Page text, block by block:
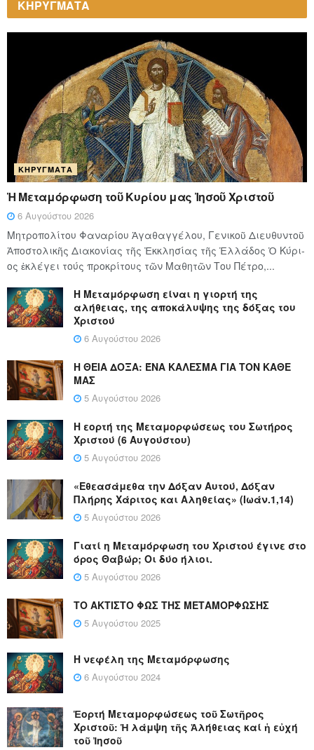
ΚΗΡΥΓΜΑΤΑ
ΚΗΡΎΓΜΑΤΑ
Ἡ Μεταμόρφωση τοῦ Κυρίου μας Ἰησοῦ Χριστοῦ
6 Αυγούστου 2026
Μητροπολίτου Φαναρίου Ἀγαθαγγέλου, Γενικοῦ Διευθυντοῦ
Ἀποστολικῆς Διακονίας τῆς Ἐκκλησίας τῆς Ἑλλάδος Ὁ Κύ­ρι­
ος ἐκλέγει τούς προ­κρί­τους τῶν Μα­θη­τῶν Του Πέ­τρο,...
Η Μεταμόρφωση είναι η γιορτή της
αλήθειας, της αποκάλυψης της δόξας του
Χριστού
6 Αυγούστου 2026
Η ΘΕΙΑ ΔΟΞΑ: ΈΝΑ ΚΑΛΕΣΜΑ ΓΙΑ ΤΟΝ ΚΑΘΕ
ΜΑΣ
5 Αυγούστου 2026
Η εορτή της Μεταμορφώσεως του Σωτήρος
Χριστού (6 Αυγούστου)
5 Αυγούστου 2026
«Εθεασάμεθα την Δόξαν Αυτού, Δόξαν
Πλήρης Χάριτος και Αληθείας» (Ιωάν.1,14)
5 Αυγούστου 2026
Γιατί η Μεταμόρφωση του Χριστού έγινε στο
όρος Θαβώρ; Οι δύο ήλιοι.
5 Αυγούστου 2026
ΤΟ ΑΚΤΙΣΤΟ ΦΩΣ ΤΗΣ ΜΕΤΑΜΟΡΦΩΣΗΣ
5 Αυγούστου 2025
Η νεφέλη της Μεταμόρφωσης
6 Αυγούστου 2024
Ἑορτή Μεταμορφώσεως τοῦ Σωτῆρος
Χριστοῦ: Ἡ λάμψη τῆς Ἀλήθειας καί ἡ εὐχή
τοῦ Ἰησοῦ